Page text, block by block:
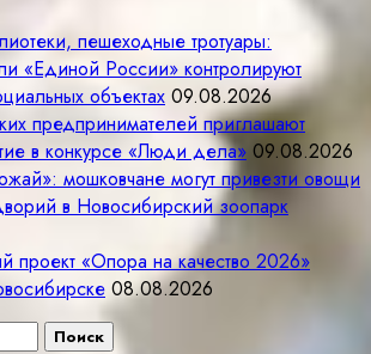
пешеходные тротуары:
«Единой России» контролируют
объектах 09.08.2026
предпринимателей приглашают
в конкурсе «Люди дела» 09.08.2026
мошковчане могут привезти овощи
в Новосибирский зоопарк
проект «Опора на качество 2026»
08.08.2026